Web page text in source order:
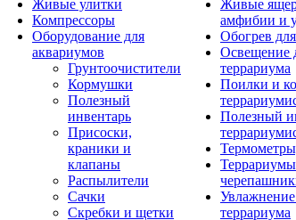
Живые улитки
Компрессоры
Оборудование для
аквариумов
Грунтоочистители
Кормушки
Полезный
инвентарь
Присоски,
краники и
клапаны
Распылители
Сачки
Скребки и щетки
Живые
амфибии и
Обогрев
Освещение
террариума
Поилки и
Полезный
террариума